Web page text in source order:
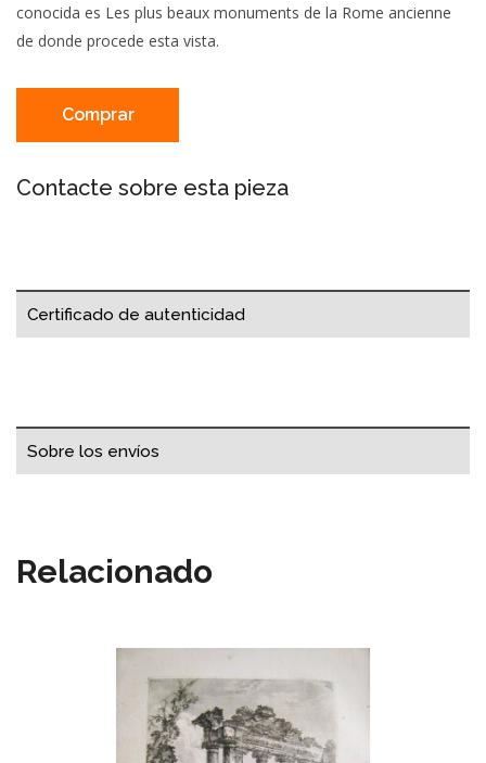
conocida es Les plus beaux monuments de la Rome ancienne
de donde procede esta vista.
Comprar
Contacte sobre esta pieza
Certificado de autenticidad
Sobre los envíos
Relacionado